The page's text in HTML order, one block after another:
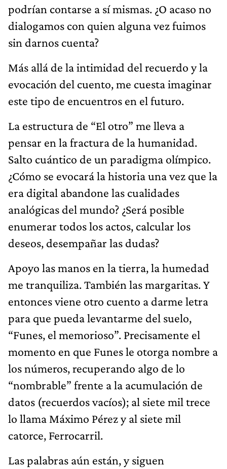
podrían contarse a sí mismas. ¿O acaso no
dialogamos con quien alguna vez fuimos
sin darnos cuenta?
Más allá de la intimidad del recuerdo y la
evocación del cuento, me cuesta imaginar
este tipo de encuentros en el futuro.
La estructura de “El otro” me lleva a
pensar en la fractura de la humanidad.
Salto cuántico de un paradigma olímpico.
¿Cómo se evocará la historia una vez que la
era digital abandone las cualidades
analógicas del mundo? ¿Será posible
enumerar todos los actos, calcular los
deseos, desempañar las dudas?
Apoyo las manos en la tierra, la humedad
me tranquiliza. También las margaritas. Y
entonces viene otro cuento a darme letra
para que pueda levantarme del suelo,
“Funes, el memorioso”. Precisamente el
momento en que Funes le otorga nombre a
los números, recuperando algo de lo
“nombrable” frente a la acumulación de
datos (recuerdos vacíos); al siete mil trece
lo llama Máximo Pérez y al siete mil
catorce, Ferrocarril.
Las palabras aún están, y siguen